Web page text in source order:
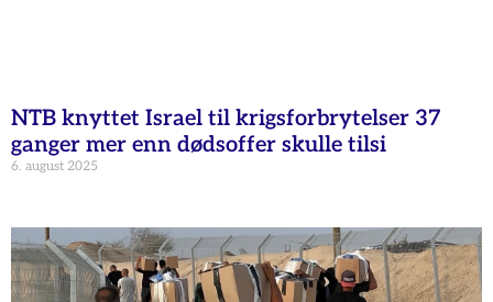
NTB knyttet Israel til krigsforbrytelser 37
ganger mer enn dødsoffer skulle tilsi
6. august 2025